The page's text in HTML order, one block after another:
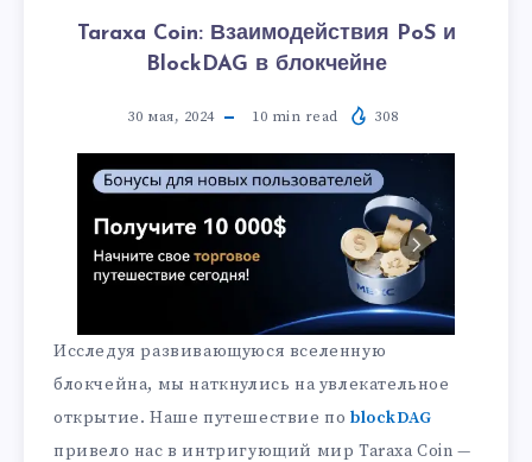
Taraxa Coin: Взаимодействия PoS и
BlockDAG в блокчейне
30 мая, 2024 10 min read 308
Исследуя развивающуюся вселенную
блокчейна, мы наткнулись на увлекательное
открытие. Наше путешествие поblockDAG
привело нас в интригующий мир Taraxa Coin —